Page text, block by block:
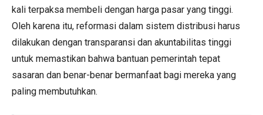
kali terpaksa membeli dengan harga pasar yang tinggi.
Oleh karena itu, reformasi dalam sistem distribusi harus
dilakukan dengan transparansi dan akuntabilitas tinggi
untuk memastikan bahwa bantuan pemerintah tepat
sasaran dan benar-benar bermanfaat bagi mereka yang
paling membutuhkan.